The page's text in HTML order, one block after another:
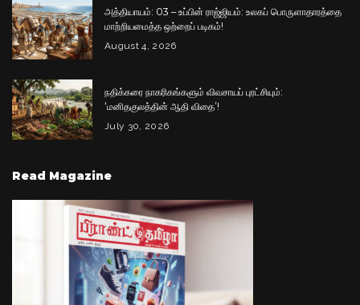
அத்தியாயம்: 03 – உப்பின் ராஜ்ஜியம்: உலகப் பொருளாதாரத்தை
மாற்றியமைத்த ஒற்றைப் படிகம்!
August 4, 2026
நதிக்கரை நாகரிகங்களும் விவசாயப் புரட்சியும்:
‘மனிதகுலத்தின் ஆதி விதை’!
July 30, 2026
Read Magazine